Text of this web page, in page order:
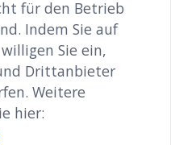
für den Betrieb
Indem Sie auf
Sie ein,
Drittanbieter
Weitere
hier: